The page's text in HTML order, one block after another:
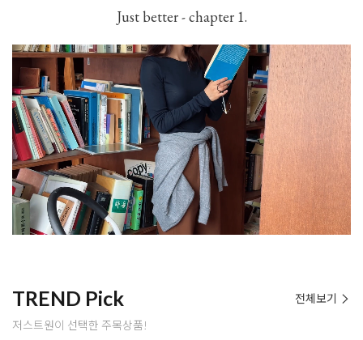
Just better - chapter 1.
TREND Pick
저스트원이 선택한 주목상품!
전체보기